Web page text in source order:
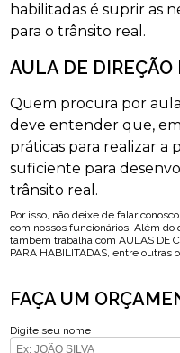
habilitadas é suprir as
para o trânsito real.
AULA DE
Quem procura por
deve entender que, em
práticas para realizar a
suficiente para
trânsito real.
Por isso, não deixe de falar
com nossos funcionários. Além
também trabalha com AULAS DE
PARA HABILITADAS, entre outras
FAÇA UM
Digite seu nome